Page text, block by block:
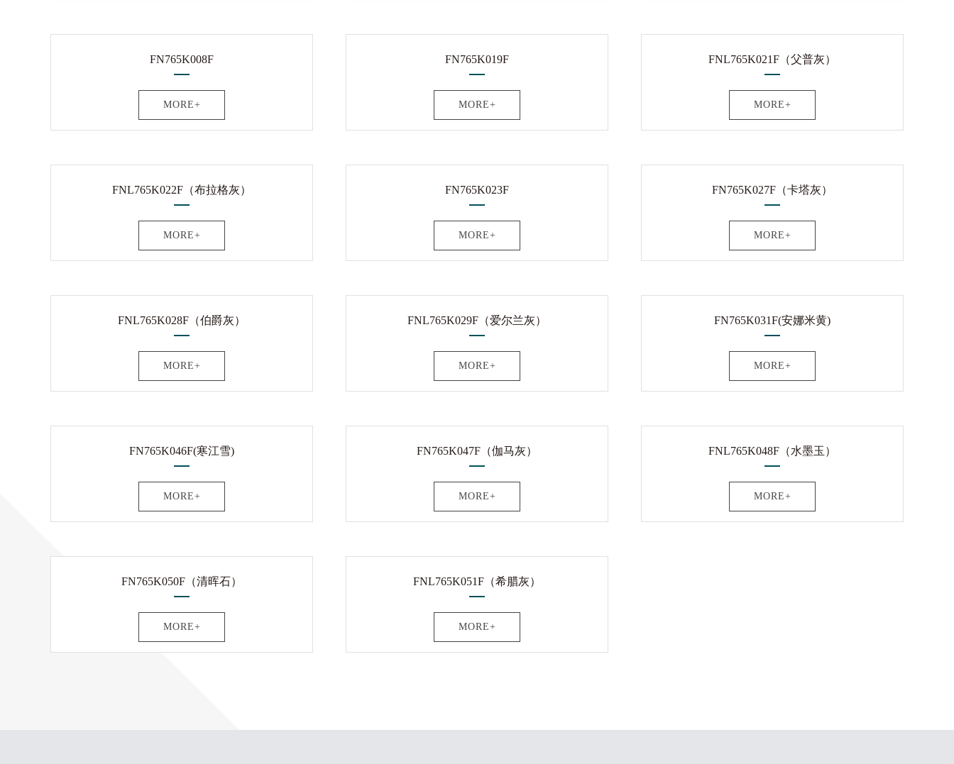
FN765K008F
MORE+
FN765K019F
MORE+
FNL765K021F（父普灰）
MORE+
FNL765K022F（布拉格灰）
MORE+
FN765K023F
MORE+
FN765K027F（卡塔灰）
MORE+
FNL765K028F（伯爵灰）
MORE+
FNL765K029F（爱尔兰灰）
MORE+
FN765K031F(安娜米黄)
MORE+
FN765K046F(寒江雪)
MORE+
FN765K047F（伽马灰）
MORE+
FNL765K048F（水墨玉）
MORE+
FN765K050F（清晖石）
MORE+
FNL765K051F（希腊灰）
MORE+